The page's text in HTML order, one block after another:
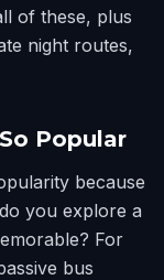
of these, plus
night routes,
Popular
because
you explore a
For
bus